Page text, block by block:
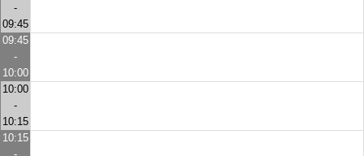
-
09:45
09:45
-
10:00
10:00
-
10:15
10:15